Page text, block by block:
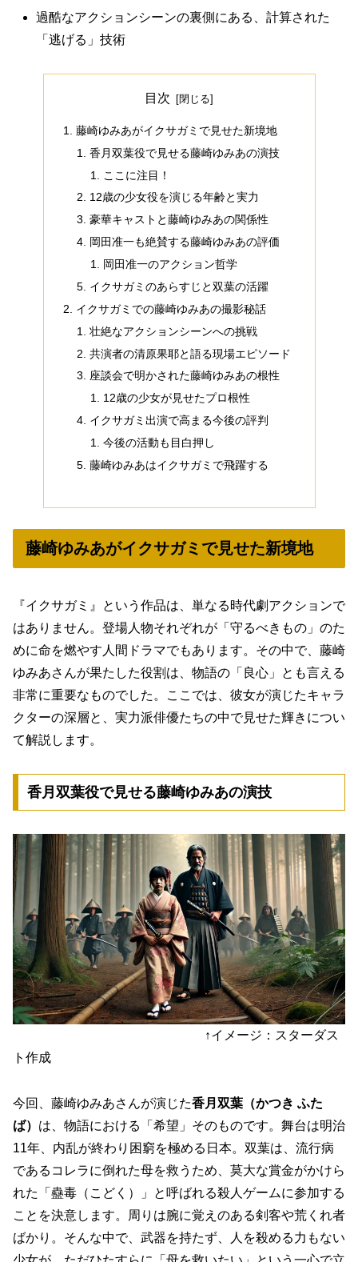
過酷なアクションシーンの裏側にある、計算された
「逃げる」技術
目次
藤崎ゆみあがイクサガミで見せた新境地
香月双葉役で見せる藤崎ゆみあの演技
ここに注目！
12歳の少女役を演じる年齢と実力
豪華キャストと藤崎ゆみあの関係性
岡田准一も絶賛する藤崎ゆみあの評価
岡田准一のアクション哲学
イクサガミのあらすじと双葉の活躍
イクサガミでの藤崎ゆみあの撮影秘話
壮絶なアクションシーンへの挑戦
共演者の清原果耶と語る現場エピソード
座談会で明かされた藤崎ゆみあの根性
12歳の少女が見せたプロ根性
イクサガミ出演で高まる今後の評判
今後の活動も目白押し
藤崎ゆみあはイクサガミで飛躍する
藤崎ゆみあがイクサガミで見せた新境地
『イクサガミ』という作品は、単なる時代劇アクションで
はありません。登場人物それぞれが「守るべきもの」のた
めに命を燃やす人間ドラマでもあります。その中で、藤崎
ゆみあさんが果たした役割は、物語の「良心」とも言える
非常に重要なものでした。ここでは、彼女が演じたキャラ
クターの深層と、実力派俳優たちの中で見せた輝きについ
て解説します。
香月双葉役で見せる藤崎ゆみあの演技
↑イメージ：スターダス
ト作成
今回、藤崎ゆみあさんが演じた香月双葉（かつき ふた
ば） は、物語における「希望」そのものです。舞台は明治
11年、内乱が終わり困窮を極める日本。双葉は、流行病
であるコレラに倒れた母を救うため、莫大な賞金がかけら
れた「蠱毒（こどく）」と呼ばれる殺人ゲームに参加する
ことを決意します。周りは腕に覚えのある剣客や荒くれ者
ばかり。そんな中で、武器を持たず、人を殺める力もない